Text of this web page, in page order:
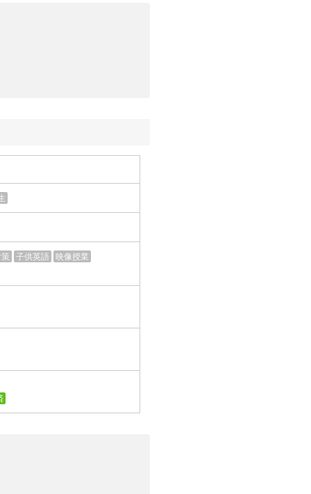
子供英語
映像授業